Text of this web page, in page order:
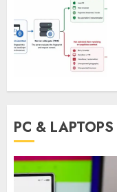
PC & LAPTOPS
6 min read